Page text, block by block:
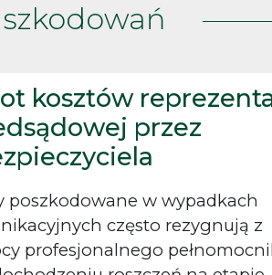
kosztów
przez
poszkodowane w wypadkach
często rezygnują z
profesjonalnego